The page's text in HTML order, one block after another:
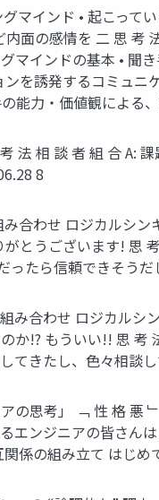
マインド • 起こって
内⾯の感情を ⼆ 思 考
マインドの基本 • 聞
ンを誘発するコミュ
能⼒‧価値観による
法 相 談 者 組 合 A:
8
み合わせ ロジカルシ
がとうございます! 思
ったら信頼できそう
み合わせ ロジカル
か!? もういい!! 思
てきたし、⾊々相談
の思考」 ﹁ 性 格 悪
エンジニアの皆さん
係の組み⽴て はじ